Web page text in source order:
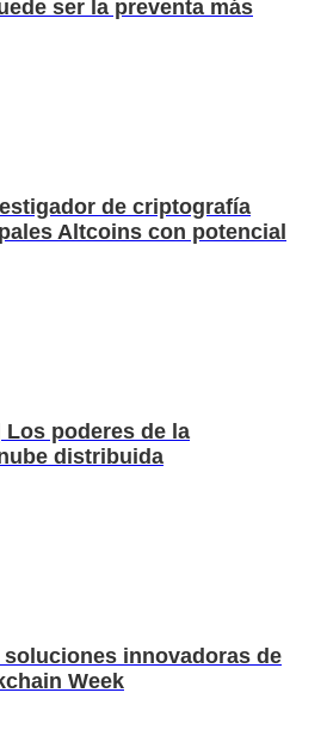
ser la preventa más
de criptografía
Altcoins con potencial
poderes de la
distribuida
innovadoras de
Week